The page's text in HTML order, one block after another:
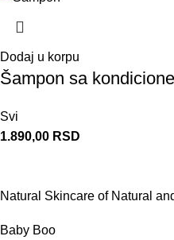
Dodaj u korpu
Šampon sa
Svi
1.890,00 RSD
Natural Skincare of Natural
Baby Boo